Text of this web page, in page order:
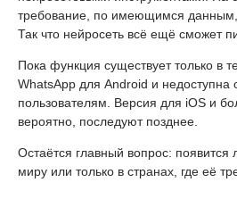
требование, по имеющимся данным,
Так что нейросеть всё ещё сможет
Пока функция существует только в
WhatsApp для Android и
пользователям. Версия для iOS и
вероятно, последуют позднее.
Остаётся главный вопрос: появится
миру или только в странах, где её